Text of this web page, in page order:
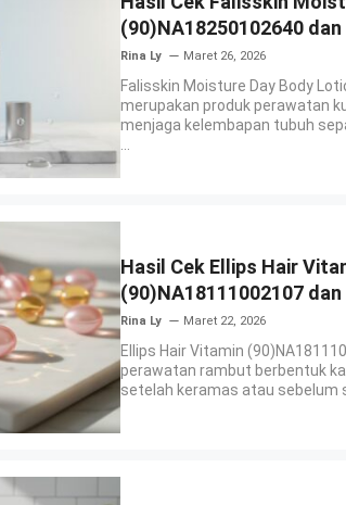
(90)NA18250102640 dan
Rina Ly Maret 26, 2026
Falisskin Moisture Day Body
merupakan produk perawatan
menjaga kelembapan tubuh
Hasil Cek Ellips Hair
(90)NA18111002107 dan
Rina Ly Maret 22, 2026
Ellips Hair Vitamin
perawatan rambut berbentuk
setelah keramas atau sebelum